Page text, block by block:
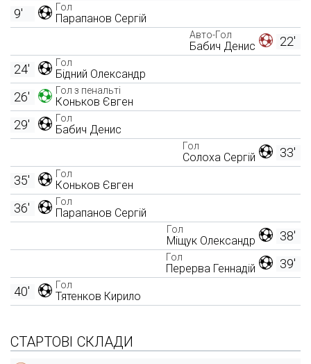
Гол
Парапанов Сергій
9'
22'
Авто-Гол
Бабич Денис
Гол
Бідний Олександр
24'
Гол з пенальті
Коньков Євген
26'
Гол
Бабич Денис
29'
33'
Гол
Солоха Сергій
Гол
Коньков Євген
35'
Гол
Парапанов Сергій
36'
38'
Гол
Міщук Олександр
39'
Гол
Перерва Геннадій
Гол
Тятенков Кирило
40'
СТАРТОВІ СКЛАДИ